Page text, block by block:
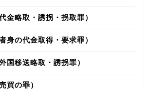
金略取・誘拐・拐取罪）
身の代金取得・要求罪）
国移送略取・誘拐罪）
買の罪）